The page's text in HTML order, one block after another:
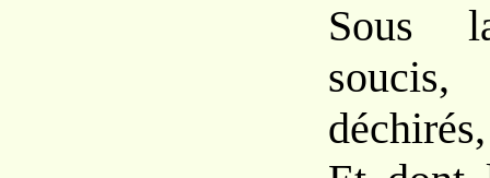
Sous
soucis,
déchirés,